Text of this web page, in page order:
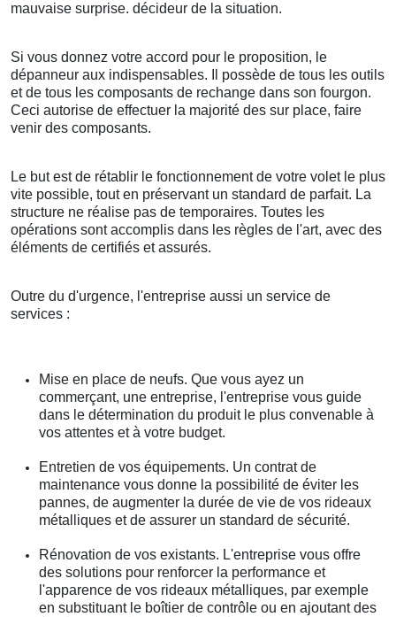
mauvaise surprise. décideur de la situation.
Si vous donnez votre accord pour le proposition, le
dépanneur aux indispensables. Il possède de tous les outils
et de tous les composants de rechange dans son fourgon.
Ceci autorise de effectuer la majorité des sur place, faire
venir des composants.
Le but est de rétablir le fonctionnement de votre volet le plus
vite possible, tout en préservant un standard de parfait. La
structure ne réalise pas de temporaires. Toutes les
opérations sont accomplis dans les règles de l'art, avec des
éléments de certifiés et assurés.
Outre du d'urgence, l'entreprise aussi un service de
services :
Mise en place de neufs. Que vous ayez un
commerçant, une entreprise, l'entreprise vous guide
dans le détermination du produit le plus convenable à
vos attentes et à votre budget.
Entretien de vos équipements. Un contrat de
maintenance vous donne la possibilité de éviter les
pannes, de augmenter la durée de vie de vos rideaux
métalliques et de assurer un standard de sécurité.
Rénovation de vos existants. L'entreprise vous offre
des solutions pour renforcer la performance et
l'apparence de vos rideaux métalliques, par exemple
en substituant le boîtier de contrôle ou en ajoutant des